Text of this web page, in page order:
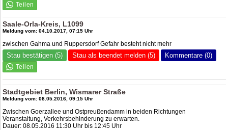
Saale-Orla-Kreis, L1099
Meldung vom: 04.10.2017, 07:15 Uhr
zwischen Gahma und Ruppersdorf Gefahr besteht nicht mehr
Stau bestätigen (5) Stau als beendet melden (5) Kommentare (0)
Stadtgebiet Berlin, Wismarer Straße
Meldung vom: 08.05.2016, 09:15 Uhr
Zwischen Goerzallee und Ostpreußendamm in beiden Richtungen
Veranstaltung, Verkehrsbehinderung zu erwarten.
Dauer: 08.05.2016 11:30 Uhr bis 12:45 Uhr